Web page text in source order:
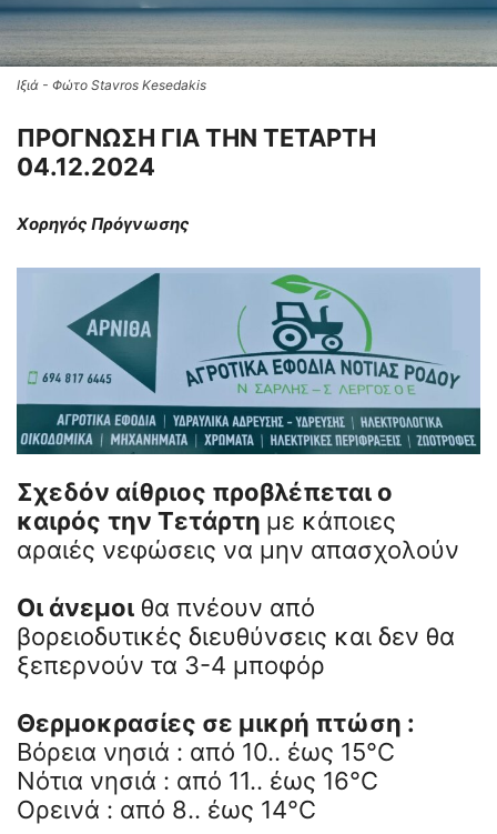
Ιξιά - Φώτο Stavros Kesedakis
ΠΡΟΓΝΩΣΗ ΓΙΑ ΤΗΝ ΤΕΤΑΡΤΗ
04.12.2024
Χορηγός Πρόγνωσης
Σχεδόν αίθριος προβλέπεται ο
καιρός την Τετάρτη με κάποιες
αραιές νεφώσεις να μην απασχολούν
Οι άνεμοι θα πνέουν από
βορειοδυτικές διευθύνσεις και δεν θα
ξεπερνούν τα 3-4 μποφόρ
Θερμοκρασίες σε μικρή πτώση :
Βόρεια νησιά : από 10.. έως 15°C
Νότια νησιά : από 11.. έως 16°C
Ορεινά : από 8.. έως 14°C